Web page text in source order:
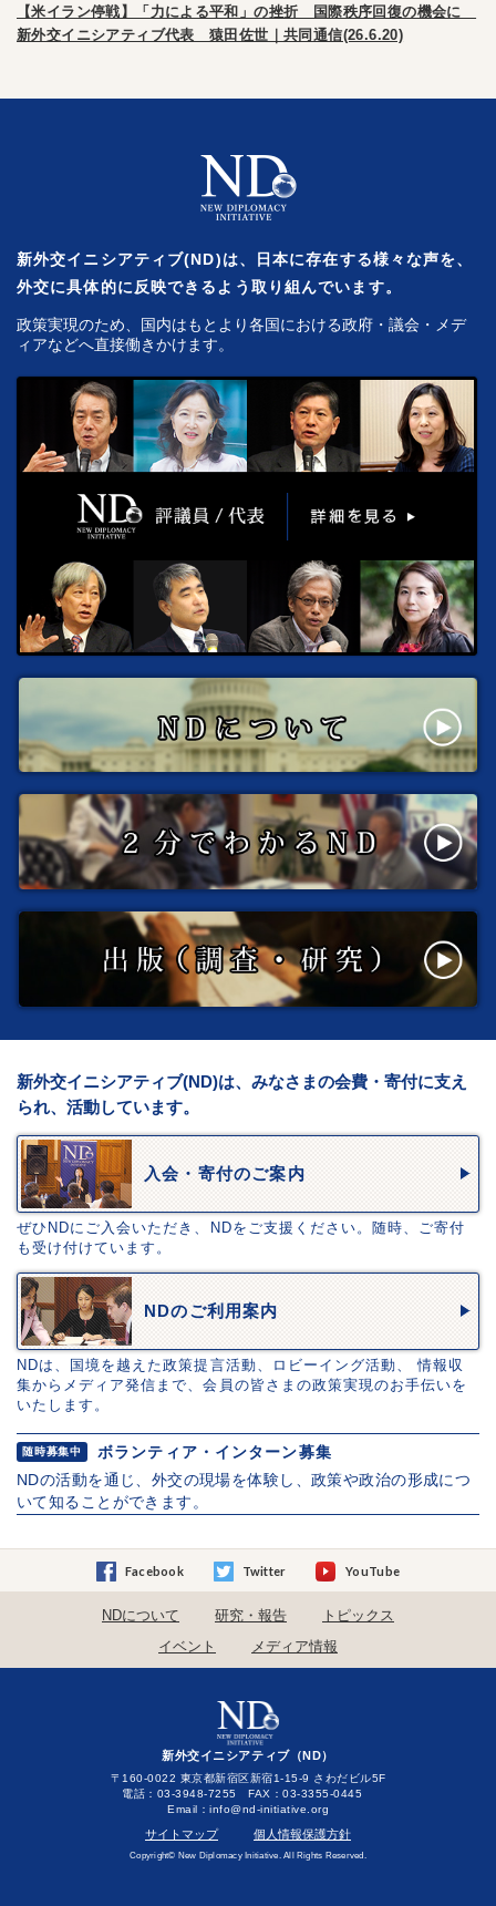
【米イラン停戦】「力による平和」の挫折 国際秩序回復の機会に
新外交イニシアティブ代表 猿田佐世｜共同通信(26.6.20)
新外交イニシアティブ(ND)は、日本に存在する様々な声を、
外交に具体的に反映できるよう取り組んでいます。
政策実現のため、国内はもとより各国における政府・議会・メデ
ィアなどへ直接働きかけます。
新外交イニシアティブ(ND)は、みなさまの会費・寄付に支え
られ、活動しています。
入会・寄付のご案内
ぜひNDにご入会いただき、NDをご支援ください。随時、ご寄付
も受け付けています。
NDのご利用案内
NDは、国境を越えた政策提言活動、ロビーイング活動、 情報収
集からメディア発信まで、会員の皆さまの政策実現のお手伝いを
いたします。
随時募集中
ボランティア・インターン募集
NDの活動を通じ、外交の現場を体験し、政策や政治の形成につ
いて知ることができます。
Facebook Twitter YouTube
NDについて 研究・報告
トピックス
イベント
メディア情報
新外交イニシアティブ（ND）
〒160-0022 東京都新宿区新宿1-15-9 さわだビル5F
電話：03-3948-7255 FAX：03-3355-0445
Email：
サイトマップ 個人情報保護方針
Copyright© New Diplomacy Initiative. All Rights Reserved.